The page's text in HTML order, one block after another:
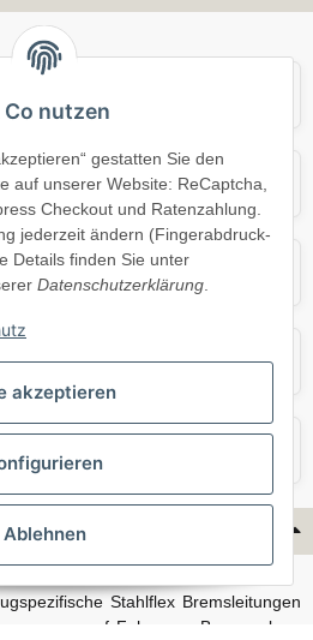
akzeptieren
Ablehnen
nutzen
gestatten Sie den
auf unserer Website: ReCaptcha,
Checkout und Ratenzahlung.
jederzeit ändern (Fingerabdruck-
Details finden Sie unter
Datenschutzerklärung.
Mini
Porsche
Smart
Stahlflex Bremsleitungen
auf Fahrzeug, Bremsanlage